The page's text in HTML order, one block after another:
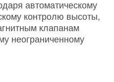
автоматическому
контролю высоты,
клапанам
неограниченному